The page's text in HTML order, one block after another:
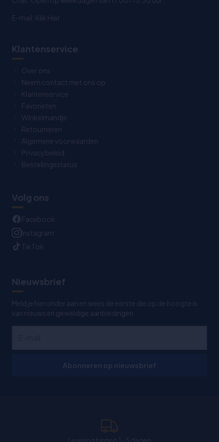
E-mail: Klik Hier
Klantenservice
Over ons
Neem contact met ons op
Klantenservice
Favorieten
Winkelmandje
Retourneren
Algemene voorwaarden
Privacybeleid
Bestellingsstatus
Volg ons
Facebook
Instagram
TikTok
Nieuwsbrief
Meld je hieronder aan en wees de eerste die op de hoogte is
van nieuws en geweldige aanbiedingen